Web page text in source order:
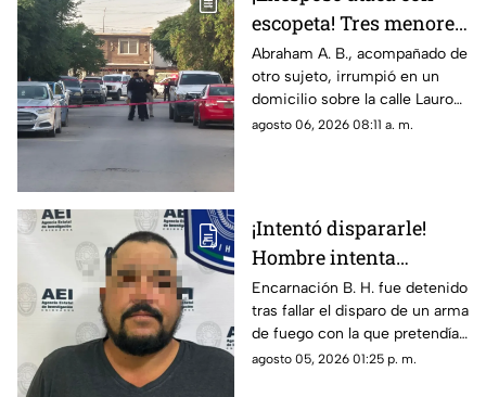
escopeta! Tres menores
y una pareja resultan
gravemente heridos en
Ciudad Juárez
Abraham A. B., acompañado de
otro sujeto, irrumpió en un
domicilio sobre la calle Lauro
de Uranga; paramédicos
agosto 06, 2026 08:11 a. m.
¡Intentó dispararle!
Hombre intenta
asesinar a su esposa y
la asfixia en
Chihuahua
Encarnación B. H. fue detenido
tras fallar el disparo de un arma
de fuego con la que pretendía
privar de la vida a su pareja en
agosto 05, 2026 01:25 p. m.